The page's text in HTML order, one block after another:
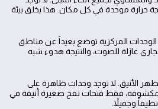
حرارة موحدة في كل مكان. هذا يخلق بيئة
الوحدات المركزية توضع بعيداً عن مناطق
عازلة للصوت، والنتيجة هدوء شبه
الأنيق. لا توجد وحدات ظاهرة على
مكشوفة، فقط فتحات نفخ صغيرة أنيقة في
وجميلاً.